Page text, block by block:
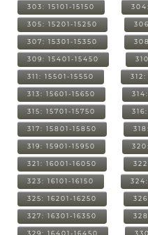
303: 15101-15150
305: 15201-15250
307: 15301-15350
309: 15401-15450
311: 15501-15550 312:
313: 15601-15650
315: 15701-15750
317: 15801-15850
319: 15901-15950
321: 16001-16050
323: 16101-16150
325: 16201-16250
327: 16301-16350
329: 16401-16450